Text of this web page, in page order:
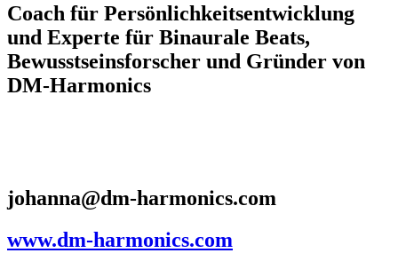
Coach für Persönlichkeitsentwicklung
und Experte für Binaurale Beats,
Bewusstseinsforscher und Gründer von
DM-Harmonics
johanna@dm-harmonics.com
www.dm-harmonics.com